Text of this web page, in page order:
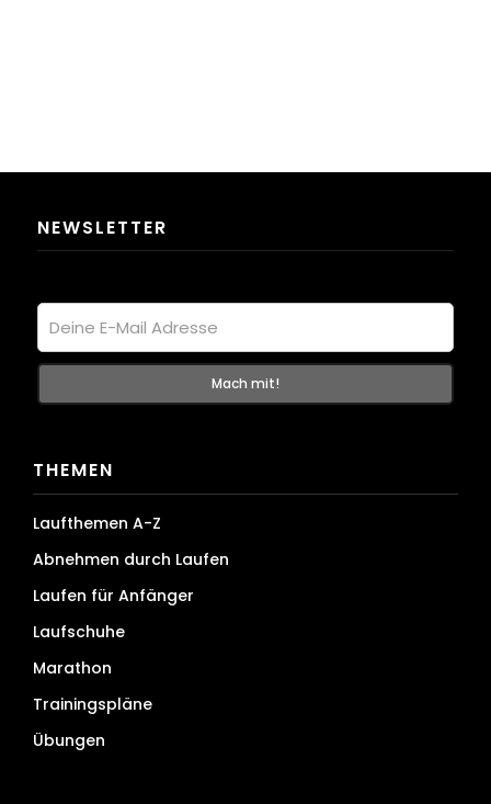
NEWSLETTER
THEMEN
Laufthemen A-Z
Abnehmen durch Laufen
Laufen für Anfänger
Laufschuhe
Marathon
Trainingspläne
Übungen